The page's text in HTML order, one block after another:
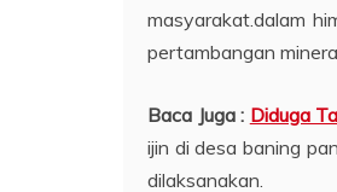
masyarakat.dalam
pertambangan
Baca Juga : Diduga
ijin di desa baning
dilaksanakan.